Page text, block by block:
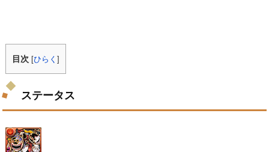
目次 [ひらく]
ステータス